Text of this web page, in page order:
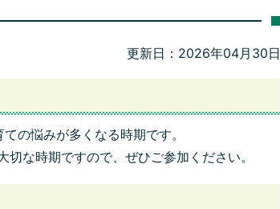
更新日：2026年04月30日
の悩みが多くなる時期です。
な時期ですので、ぜひご参加ください。